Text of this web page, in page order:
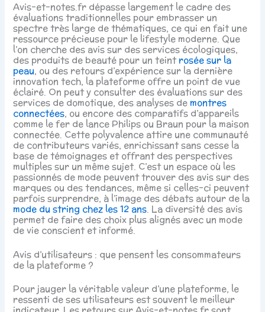
Avis-et-notes.fr dépasse largement le cadre des
évaluations traditionnelles pour embrasser un
spectre très large de thématiques, ce qui en fait une
ressource précieuse pour le lifestyle moderne. Que
l’on cherche des avis sur des services écologiques,
des produits de beauté pour un teintrosée sur la
peau, ou des retours d’expérience sur la dernière
innovation tech, la plateforme offre un point de vue
éclairé. On peut y consulter des évaluations sur des
services de domotique, des analyses de montres
connectées, ou encore des comparatifs d’appareils
comme le fer de lance Philips ou Braun pour la maison
connectée. Cette polyvalence attire une communauté
de contributeurs variés, enrichissant sans cesse la
base de témoignages et offrant des perspectives
multiples sur un même sujet. C’est un espace où les
passionnés de mode peuvent trouver des avis sur des
marques ou des tendances, même si celles-ci peuvent
parfois surprendre, à l’image des débats autour de la
mode du string chez les 12 ans. La diversité des avis
permet de faire des choix plus alignés avec un mode
de vie conscient et informé.
Avis d’utilisateurs : que pensent les consommateurs
de la plateforme ?
Pour jauger la véritable valeur d’une plateforme, le
ressenti de ses utilisateurs est souvent le meilleur